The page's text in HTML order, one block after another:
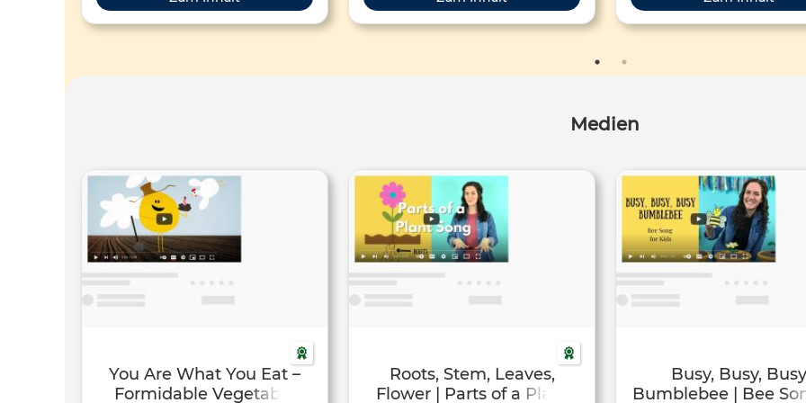
Medien
You Are What You Eat –
Formidable Vegetable
Roots, Stem, Leaves,
Flower | Parts of a Plant
Busy, Busy, Busy
Bumblebee | Bee